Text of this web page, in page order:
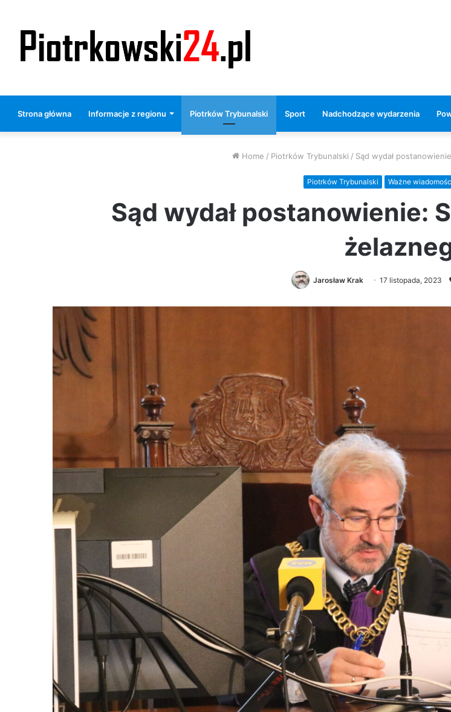
Strona główna Informacje z regionu Piotrków Trybunalski Sport Nadchodzące wydarzenia
Home / Piotrków Trybunalski / Sąd wydał
Piotrków Trybunalski Ważne
Sąd wydał postanowienie:
Jarosław Krak 17 listopada, 2023